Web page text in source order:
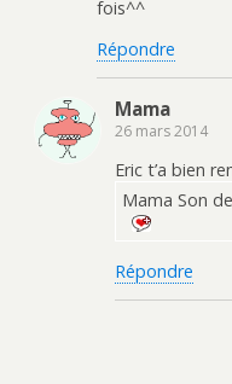
fois^^
Répondre
Mama
26 mars 2014
Eric t’a bien
Mama Son
Répondre